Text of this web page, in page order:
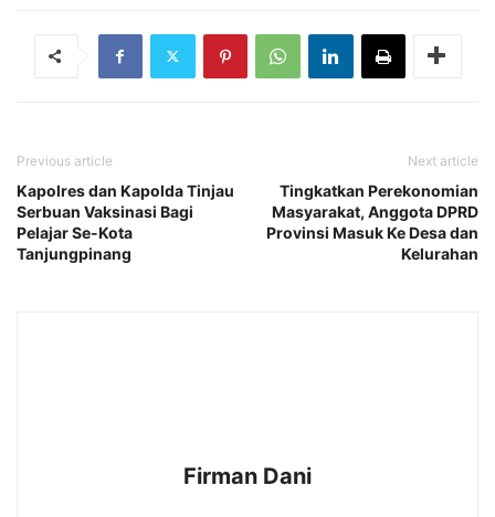
Previous article
Kapolres dan Kapolda Tinjau
Serbuan Vaksinasi Bagi
Pelajar Se-Kota
Tanjungpinang
Next article
Tingkatkan Perekonomian
Masyarakat, Anggota DPRD
Provinsi Masuk Ke Desa dan
Kelurahan
Firman Dani